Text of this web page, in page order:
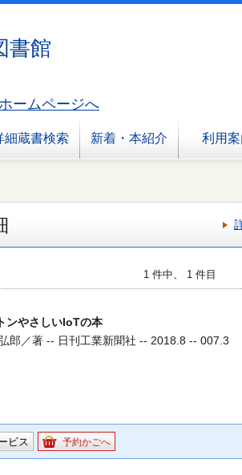
書館
ームページへ
細蔵書検索 新着・本紹介 利用
1 件中、 1 件目
ンやさしいIoTの本
郎／著 -- 日刊工業新聞社 -- 2018.8 -- 007.3
ビス 予約かごへ